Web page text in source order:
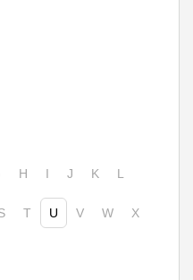
H I J K L
T U V W X